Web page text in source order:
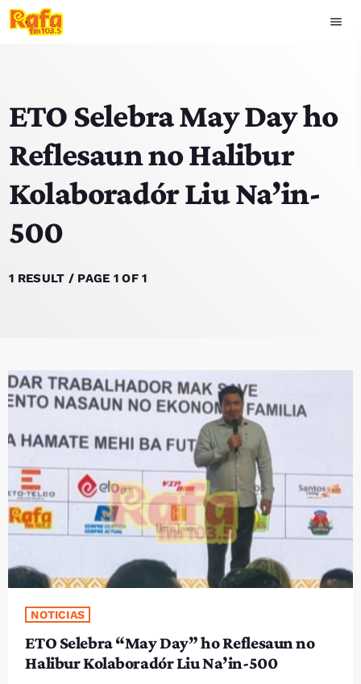
menu
play_arrow OUVIR RAFA
HOME
NOTISIA
EKIPA
PROGRAMA SIRA
VÍDEO SIRA
EVENTU SIRA
KONTAKTU SIRA
TÉTUM
PORTUGUÊS
PRÓXIMOS PROGRAMAS
Bom dia RAFA
7:00 AM - 10:00 AM
ETO Selebra May Day ho
Reflesaun no Halibur
Kolaboradór Liu Na’in-
500
1 RESULT / PAGE 1 OF 1
NOTICIAS
ETO Selebra “May Day” ho Reflesaun no
Halibur Kolaboradór Liu Na’in-500